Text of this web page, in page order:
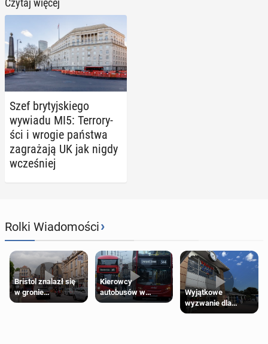
Czytaj więcej
Szef bry­tyj­skie­go
wywiadu MI5: Ter­ro­ry­
ści i wrogie państwa
za­gra­ża­ją UK jak nigdy
wcze­śniej
Rolki Wiadomości›
Bristol znalazł się
w gronie
najlepszych
Kierowcy
autobusów w
Londynie
Wyjątkowe
wyzwanie dla
posiadaczy kart